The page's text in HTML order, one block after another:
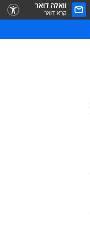
וואלה דואר
קרא דואר